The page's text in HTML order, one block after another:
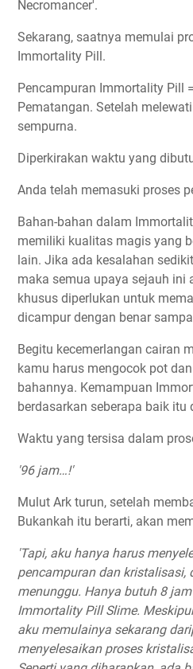
Necromancer'.
Sekarang, saatnya memulai
Immortality Pill.
Pencampuran Immortality Pill
Pematangan. Setelah
sempurna.
Diperkirakan waktu yang
Anda telah memasuki proses
Bahan-bahan dalam
memiliki kualitas magis yang
lain. Jika ada kesalahan
maka semua upaya sejauh ini
khusus diperlukan untuk
dicampur dengan benar
Begitu kecemerlangan cairan
kamu harus mengocok pot
bahannya. Kemampuan
berdasarkan seberapa baik itu
Waktu yang tersisa dalam
'96 jam…!'
Mulut Ark turun, setelah
Bukankah itu berarti, akan
'Tapi, aku hanya harus
pencampuran dan kristalisasi,
menunggu. Hanya butuh 8
Immortality Pill Slime.
aku memulainya sekarang
menyelesaikan proses